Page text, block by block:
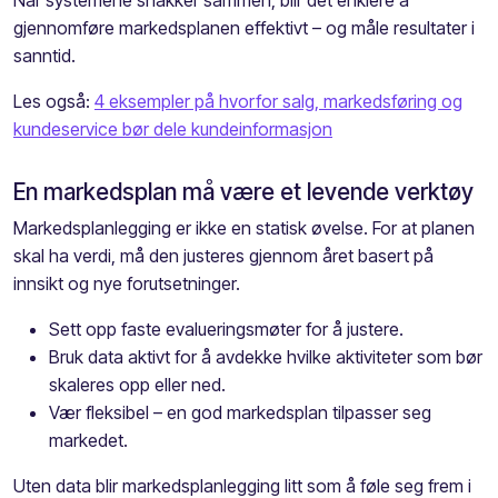
gjennomføre markedsplanen effektivt – og måle resultater i
sanntid.
Les også: 4 eksempler på hvorfor salg, markedsføring og
kundeservice bør dele kundeinformasjon
En markedsplan må være et levende verktøy
Markedsplanlegging er ikke en statisk øvelse. For at planen
skal ha verdi, må den justeres gjennom året basert på
innsikt og nye forutsetninger.
Sett opp faste evalueringsmøter for å justere.
Bruk data aktivt for å avdekke hvilke aktiviteter som bør
skaleres opp eller ned.
Vær fleksibel – en god markedsplan tilpasser seg
markedet.
Uten data blir markedsplanlegging litt som å føle seg frem i